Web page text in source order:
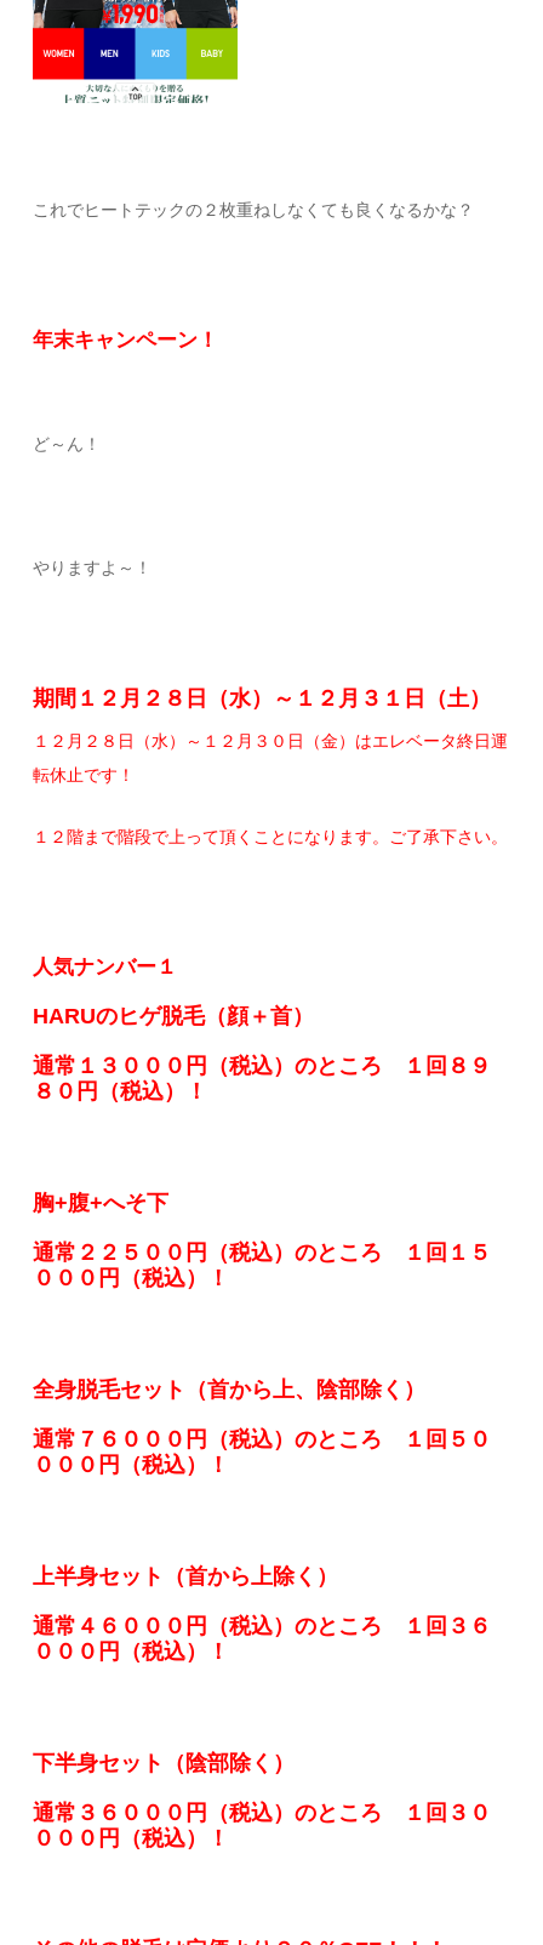
これでヒートテックの２枚重ねしなくても良くなるかな？
年末キャンペーン！
ど～ん！
やりますよ～！
期間１２月２８日（水）～１２月３１日（土）
１２月２８日（水）～１２月３０日（金）はエレベータ終日運
転休止です！
１２階まで階段で上って頂くことになります。ご了承下さい。
人気ナンバー１
HARUのヒゲ脱毛（顔＋首）
通常１３０００円（税込）のところ １回８９
８０円（税込）！
胸+腹+へそ下
通常２２５００円（税込）のところ １回１５
０００円（税込）！
全身脱毛セット（首から上、陰部除く）
通常７６０００円（税込）のところ １回５０
０００円（税込）！
上半身セット（首から上除く）
通常４６０００円（税込）のところ １回３６
０００円（税込）！
下半身セット（陰部除く）
通常３６０００円（税込）のところ １回３０
０００円（税込）！